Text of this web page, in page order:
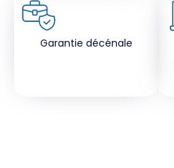
Garantie décénale